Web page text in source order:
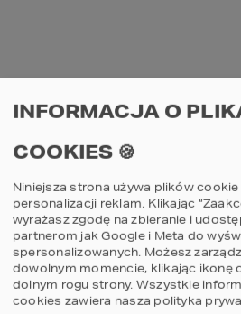
AN UNEXPECTED ERROR
INFORMACJA O
COOKIES 🍪
Niniejsza strona używa plików cookie
personalizacji reklam. Klikając
wyrażasz zgodę na zbieranie i
partnerom jak Google i Meta do
spersonalizowanych. Możesz
dowolnym momencie, klikając ikonę
dolnym rogu strony. Wszystkie
cookies zawiera nasza polityka